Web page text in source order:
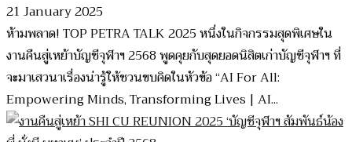
21 January 2025
ห้ามพลาด! TOP PETRA TALK 2025 หนึ่งในกิจกรรมสุดพิเศษใน
งานคืนสู่เหย้าบัญชีจุฬาฯ 2568 พูดคุยกับสุดยอดนิสิตเก่าบัญชีจุฬาฯ ที่
จะมาเสวนาเรื่องน่ารู้ให้ชวนขบคิดในหัวข้อ “AI For All:
Empowering Minds, Transforming Lives | AI...